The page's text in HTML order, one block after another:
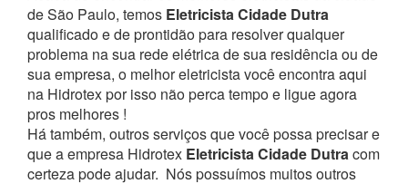
de São Paulo, temos Eletricista Cidade Dutra
qualificado e de prontidão para resolver qualquer
problema na sua rede elétrica de sua residência ou de
sua empresa, o melhor eletricista você encontra aqui
na Hidrotex por isso não perca tempo e ligue agora
pros melhores !
Há também, outros serviços que você possa precisar e
que a empresa Hidrotex Eletricista Cidade Dutracom
certeza pode ajudar. Nós possuímos muitos outros